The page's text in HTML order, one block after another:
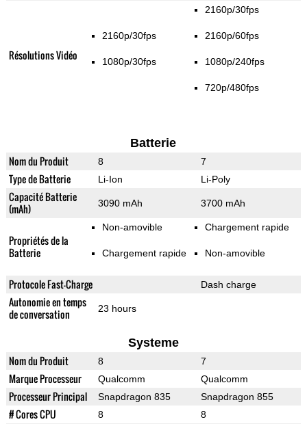
Résolutions Vidéo
2160p/30fps
1080p/30fps
2160p/30fps
2160p/60fps
1080p/240fps
720p/480fps
Batterie
Nom du Produit 8 7
Type de Batterie Li-Ion Li-Poly
Capacité Batterie
(mAh)
3090 mAh 3700 mAh
Propriétés de la
Batterie
Non-amovible
Chargement rapide
Chargement rapide
Non-amovible
Protocole Fast-Charge Dash charge
Autonomie en temps
de conversation
23 hours
Systeme
Nom du Produit 8 7
Marque Processeur Qualcomm Qualcomm
Processeur Principal Snapdragon 835 Snapdragon 855
# Cores CPU 8 8